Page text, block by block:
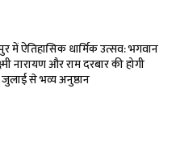
में ऐतिहासिक धार्मिक उत्सव: भगवान
नारायण और राम दरबार की होगी
7 जुलाई से भव्य अनुष्ठान